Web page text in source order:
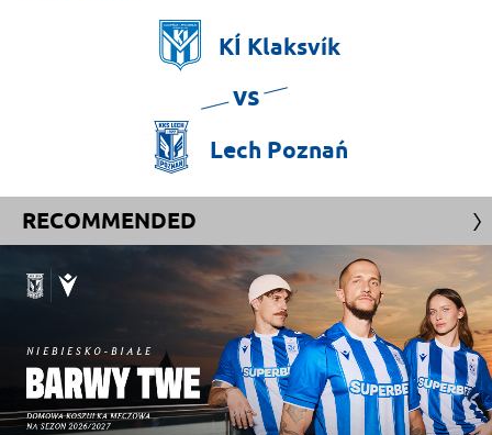
KÍ Klaksvík
vs
Lech Poznań
RECOMMENDED